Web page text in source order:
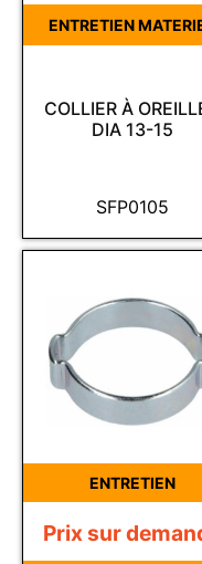
SFP0105
COLLIER À
DIA 13-15
ENTRETIEN
ENTRETIEN
Prix sur